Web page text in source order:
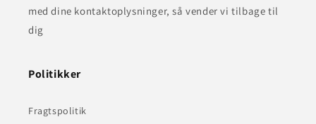
med dine kontaktoplysninger, så vender vi tilbage til
dig
Politikker
Fragtspolitik